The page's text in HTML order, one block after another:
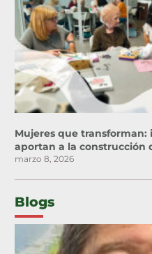
Mujeres que
aportan a la construcción
marzo 8, 2026
Blogs